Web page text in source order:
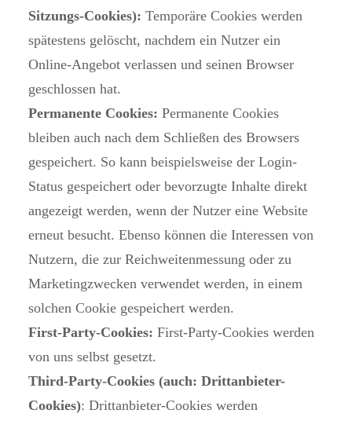
Sitzungs-Cookies): Temporäre Cookies werden
spätestens gelöscht, nachdem ein Nutzer ein
Online-Angebot verlassen und seinen Browser
geschlossen hat.
Permanente Cookies: Permanente Cookies
bleiben auch nach dem Schließen des Browsers
gespeichert. So kann beispielsweise der Login-
Status gespeichert oder bevorzugte Inhalte direkt
angezeigt werden, wenn der Nutzer eine Website
erneut besucht. Ebenso können die Interessen von
Nutzern, die zur Reichweitenmessung oder zu
Marketingzwecken verwendet werden, in einem
solchen Cookie gespeichert werden.
First-Party-Cookies: First-Party-Cookies werden
von uns selbst gesetzt.
Third-Party-Cookies (auch: Drittanbieter-
Cookies): Drittanbieter-Cookies werden